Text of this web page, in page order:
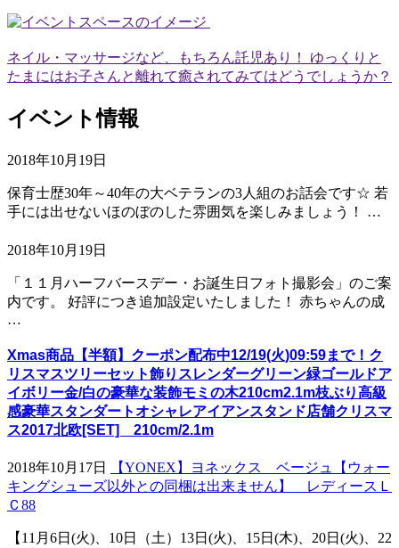
ネイル・マッサージなど、もちろん託児あり！ ゆっくりと
たまにはお子さんと離れて癒されてみてはどうでしょうか？
イベント情報
2018年10月19日
保育士歴30年～40年の大ベテランの3人組のお話会です☆ 若
手には出せないほのぼのした雰囲気を楽しみましょう！ …
2018年10月19日
「１１月ハーフバースデー・お誕生日フォト撮影会」のご案
内です。 好評につき追加設定いたしました！ 赤ちゃんの成
…
Xmas商品【半額】クーポン配布中12/19(火)09:59まで！ク
リスマスツリーセット飾りスレンダーグリーン緑ゴールドア
イボリー金/白の豪華な装飾モミの木210cm2.1m枝ぶり高級
感豪華スタンダートオシャレアイアンスタンド店舗クリスマ
ス2017北欧[SET] 210cm/2.1m
2018年10月17日
【YONEX】ヨネックス ベージュ【ウォー
キングシューズ以外との同梱は出来ません】 レディースＬ
Ｃ88
【11月6日(火)、10日（土）13日(火)、15日(木)、20日(火)、22